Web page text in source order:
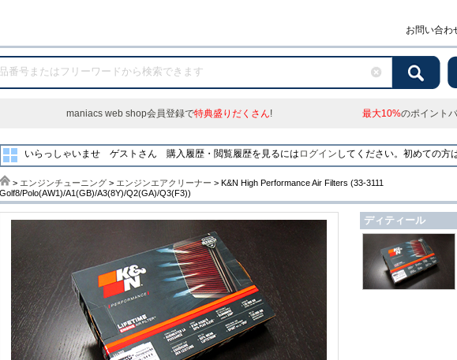
お問い合わ
maniacs web shop会員登録で特典盛りだくさん! 最大10%のポイント
いらっしゃいませ ゲストさん 購入履歴・閲覧履歴を見るには ログイン してください。初めての方
> エンジンチューニング > エンジンエアクリーナー > K&N High Performance Air Filters (33-3111
Golf8/Polo(AW1)/A1(GB)/A3(8Y)/Q2(GA)/Q3(F3))
ディティール